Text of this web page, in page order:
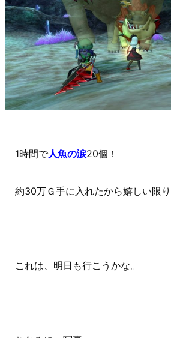
1時間で人魚の涙20個！
約30万Ｇ手に入れたから嬉しい限り
これは、明日も行こうかな。